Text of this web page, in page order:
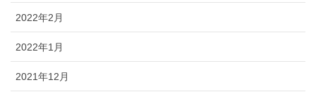
2022年2月
2022年1月
2021年12月